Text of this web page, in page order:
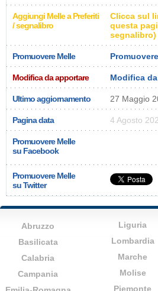
Aggiungi Melle a Preferiti
/ segnalibro
Clicca sul
questa
segnalibro)
Promuovere Melle
Modifica da apportare Modifica
Ultimo aggiornamento 27 Maggio
Pagina data 4 Agosto
Promuovere Melle
su Facebook
Promuovere Melle
su Twitter
Abruzzo
Basilicata
Calabria
Campania
Liguria
Lombardia
Marche
Molise
Piemonte